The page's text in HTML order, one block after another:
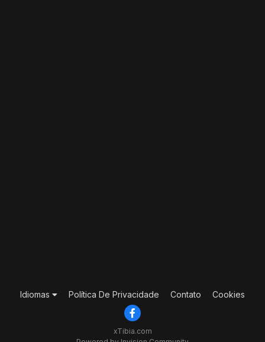
Idiomas Política De Privacidade Contato Cookies
xTibia.com